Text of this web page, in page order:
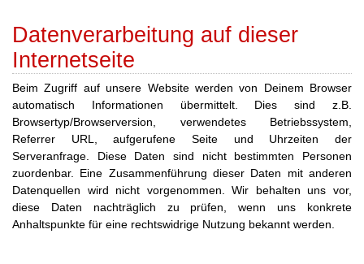
Datenverarbeitung auf dieser
Internetseite
Beim Zugriff auf unsere Website werden von Deinem Browser
automatisch Informationen übermittelt. Dies sind z.B.
Browsertyp/Browserversion, verwendetes Betriebssystem,
Referrer URL, aufgerufene Seite und Uhrzeiten der
Serveranfrage. Diese Daten sind nicht bestimmten Personen
zuordenbar. Eine Zusammenführung dieser Daten mit anderen
Datenquellen wird nicht vorgenommen. Wir behalten uns vor,
diese Daten nachträglich zu prüfen, wenn uns konkrete
Anhaltspunkte für eine rechtswidrige Nutzung bekannt werden.